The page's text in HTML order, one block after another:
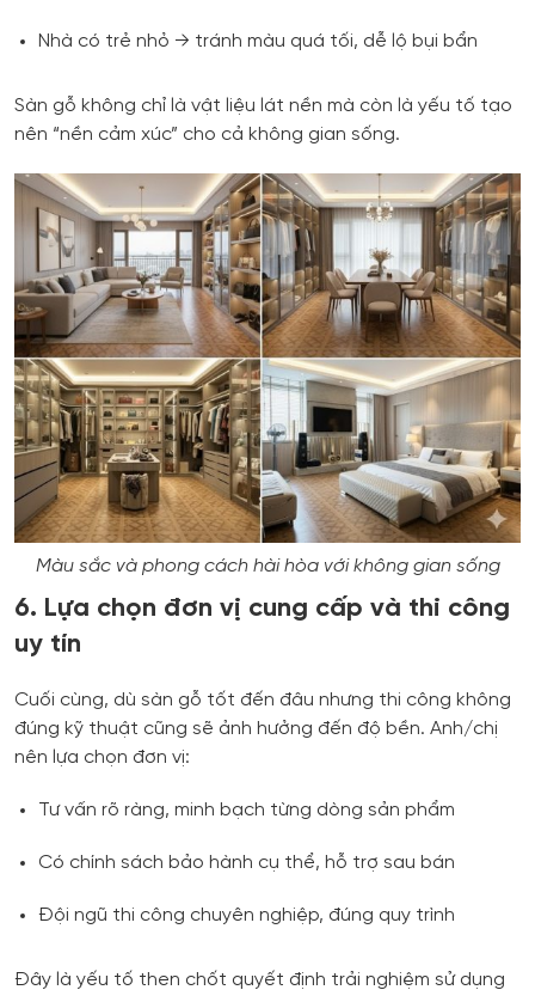
Nhà có trẻ nhỏ → tránh màu quá tối, dễ lộ bụi bẩn
Sàn gỗ không chỉ là vật liệu lát nền mà còn là yếu tố tạo
nên “nền cảm xúc” cho cả không gian sống.
Màu sắc và phong cách hài hòa với không gian sống
6. Lựa chọn đơn vị cung cấp và thi công
uy tín
Cuối cùng, dù sàn gỗ tốt đến đâu nhưng thi công không
đúng kỹ thuật cũng sẽ ảnh hưởng đến độ bền. Anh/chị
nên lựa chọn đơn vị:
Tư vấn rõ ràng, minh bạch từng dòng sản phẩm
Có chính sách bảo hành cụ thể, hỗ trợ sau bán
Đội ngũ thi công chuyên nghiệp, đúng quy trình
Đây là yếu tố then chốt quyết định trải nghiệm sử dụng